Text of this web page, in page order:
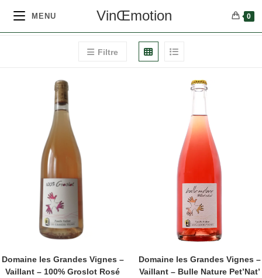
MENU VinŒmotion 0
Filtre
Domaine les Grandes Vignes –
Vaillant – 100% Groslot Rosé
Domaine les Grandes Vignes –
Vaillant – Bulle Nature Pet’Nat’